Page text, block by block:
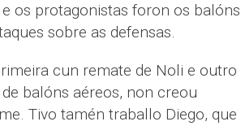
os protagonistas foron os balóns
sobre as defensas.
cun remate de Noli e outro
balóns aéreos, non creou
Tivo tamén traballo Diego, que